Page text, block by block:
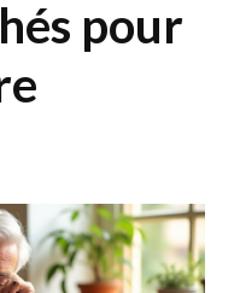
pour